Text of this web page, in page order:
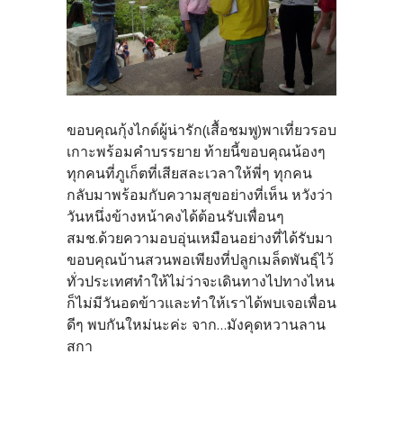
ขอบคุณกุ้งไกด์ผู้น่ารัก(เสื้อชมพู)พาเที่ยวรอบ
เกาะพร้อมคำบรรยาย ท้ายนี้ขอบคุณน้องๆ
ทุกคนที่ภูเก็ตที่เสียสละเวลาให้พี่ๆ ทุกคน
กลับมาพร้อมกับความสุขอย่างที่เห็น หวังว่า
วันหนึ่งข้างหน้าคงได้ต้อนรับเพื่อนๆ
สมช.ด้วยความอบอุ่นเหมือนอย่างที่ได้รับมา
ขอบคุณบ้านสวนพอเพียงที่ปลูกเมล็ดพันธุ์ไว้
ทั่วประเทศทำให้ไม่ว่าจะเดินทางไปทางไหน
ก็ไม่มีวันอดข้าวและทำให้เราได้พบเจอเพื่อน
ดีๆ พบกันใหม่นะค่ะ จาก...มังคุดหวานลาน
สกา